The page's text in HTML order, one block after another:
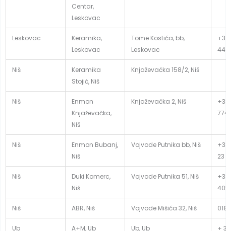
Centar,
Leskovac
Leskovac
Keramika,
Leskovac
Tome Kostića, bb,
Leskovac
Niš
Keramika
Stojić, Niš
Knjaževačka 158/2, Niš
Niš
Enmon
Knjaževačka,
Niš
Knjaževačka 2, Niš
Niš
Enmon Bubanj,
Niš
Vojvode Putnika bb, Niš
Niš
Duki Komerc,
Niš
Vojvode Putnika 51, Niš
Niš ABR, Niš Vojvode Mišića 32, Niš
Ub A+M, Ub Ub, Ub
+